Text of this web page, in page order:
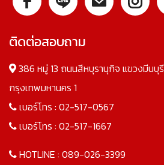
ติดต่อสอบถาม
386 หมู่ 13 ถนนสีหบุรานุกิจ แขวงมีนบุ
กรุงเทพมหานคร 1
เบอร์โทร : 02-517-0567
เบอร์โทร : 02-517-1667
HOTLINE : 089-026-3399